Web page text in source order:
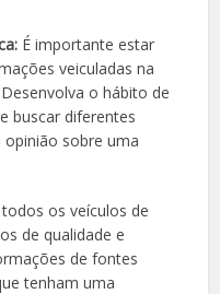
É importante estar
veiculadas na
o hábito de
buscar diferentes
sobre uma
os veículos de
de qualidade e
de fontes
tenham uma